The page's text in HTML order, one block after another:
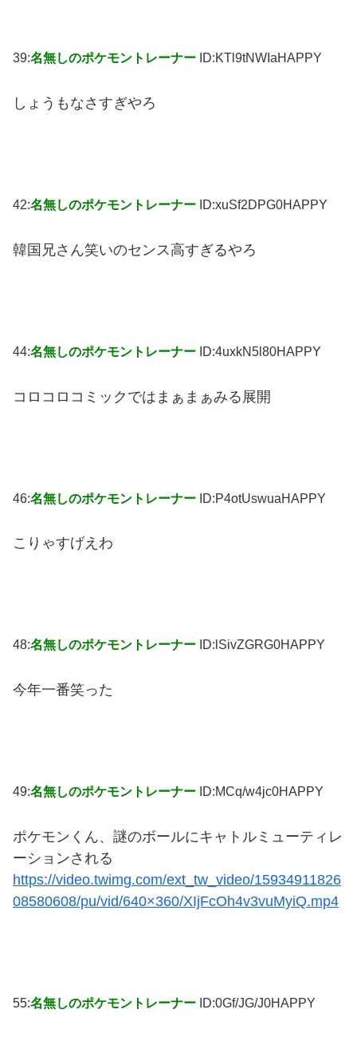
39:名無しのポケモントレーナー ID:KTl9tNWIaHAPPY
しょうもなさすぎやろ
42:名無しのポケモントレーナー ID:xuSf2DPG0HAPPY
韓国兄さん笑いのセンス高すぎるやろ
44:名無しのポケモントレーナー ID:4uxkN5l80HAPPY
コロコロコミックではまぁまぁみる展開
46:名無しのポケモントレーナー ID:P4otUswuaHAPPY
こりゃすげえわ
48:名無しのポケモントレーナー ID:lSivZGRG0HAPPY
今年一番笑った
49:名無しのポケモントレーナー ID:MCq/w4jc0HAPPY
ポケモンくん、謎のボールにキャトルミューティレ
ーションされる
https://video.twimg.com/ext_tw_video/15934911826
08580608/pu/vid/640×360/XIjFcOh4v3vuMyiQ.mp4
55:名無しのポケモントレーナー ID:0Gf/JG/J0HAPPY